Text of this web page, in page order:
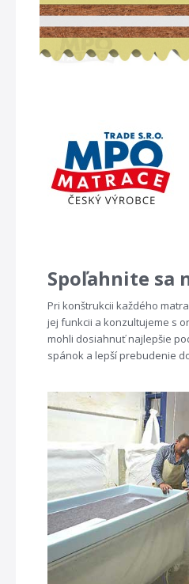
Spoľahnite sa
Pri konštrukcii každého
jej funkcii a konzultujeme s
mohli dosiahnuť najlepšie
spánok a lepší prebudenie